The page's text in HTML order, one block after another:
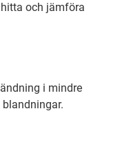
och jämföra
i mindre